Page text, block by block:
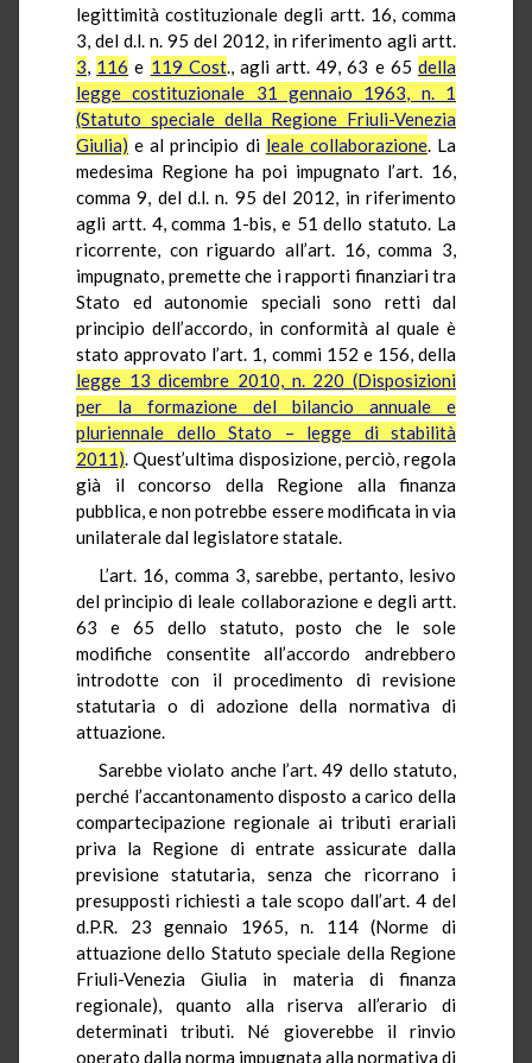
legittimità costituzionale degli artt. 16, comma
3, del d.l. n. 95 del 2012, in riferimento agli artt.
3, 116 e 119 Cost., agli artt. 49, 63 e 65della
legge costituzionale 31 gennaio 1963, n. 1
(Statuto speciale della Regione Friuli-Venezia
Giulia) e al principio di leale collaborazione. La
medesima Regione ha poi impugnato l’art. 16,
comma 9, del d.l. n. 95 del 2012, in riferimento
agli artt. 4, comma 1-bis, e 51 dello statuto. La
ricorrente, con riguardo all’art. 16, comma 3,
impugnato, premette che i rapporti finanziari tra
Stato ed autonomie speciali sono retti dal
principio dell’accordo, in conformità al quale è
stato approvato l’art. 1, commi 152 e 156, della
legge 13 dicembre 2010, n. 220 (Disposizioni
per la formazione del bilancio annuale e
pluriennale dello Stato – legge di stabilità
2011). Quest’ultima disposizione, perciò, regola
già il concorso della Regione alla finanza
pubblica, e non potrebbe essere modificata in via
unilaterale dal legislatore statale.
L’art. 16, comma 3, sarebbe, pertanto, lesivo
del principio di leale collaborazione e degli artt.
63 e 65 dello statuto, posto che le sole
modifiche consentite all’accordo andrebbero
introdotte con il procedimento di revisione
statutaria o di adozione della normativa di
attuazione.
Sarebbe violato anche l’art. 49 dello statuto,
perché l’accantonamento disposto a carico della
compartecipazione regionale ai tributi erariali
priva la Regione di entrate assicurate dalla
previsione statutaria, senza che ricorrano i
presupposti richiesti a tale scopo dall’art. 4 del
d.P.R. 23 gennaio 1965, n. 114 (Norme di
attuazione dello Statuto speciale della Regione
Friuli-Venezia Giulia in materia di finanza
regionale), quanto alla riserva all’erario di
determinati tributi. Né gioverebbe il rinvio
operato dalla norma impugnata alla normativa di